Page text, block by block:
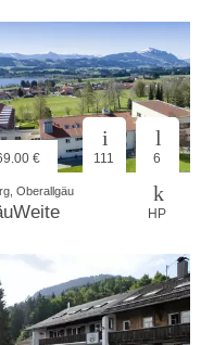
€ 111 6
HP
Oberallgäu